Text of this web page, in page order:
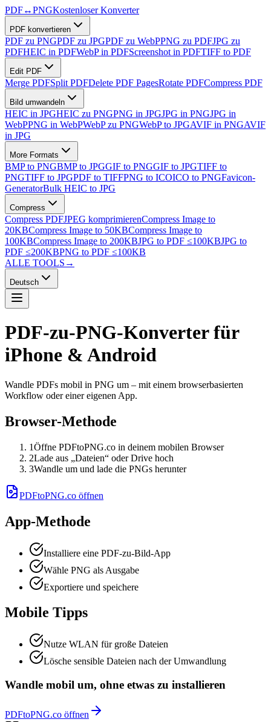
PDF↔PNGKostenloser Konverter
PDF konvertieren
PDF zu PNGPDF zu JPGPDF zu WebPPNG zu PDFJPG zu
PDFHEIC in PDFWebP in PDFScreenshot in PDFTIFF to PDF
Edit PDF
Merge PDFSplit PDFDelete PDF PagesRotate PDFCompress PDF
Bild umwandeln
HEIC in JPGHEIC zu PNGPNG in JPGJPG in PNGJPG in
WebPPNG in WebPWebP zu PNGWebP to JPGAVIF in PNGAVIF
in JPG
More Formats
BMP to PNGBMP to JPGGIF to PNGGIF to JPGTIFF to
PNGTIFF to JPGPDF to TIFFPNG to ICOICO to PNGFavicon-
GeneratorBulk HEIC to JPG
Compress
Compress PDFJPEG komprimierenCompress Image to
20KBCompress Image to 50KBCompress Image to
100KBCompress Image to 200KBJPG to PDF ≤100KBJPG to
PDF ≤200KBPNG to PDF ≤100KB
ALLE TOOLS →
Deutsch
PDF-zu-PNG-Konverter für
iPhone & Android
Wandle PDFs mobil in PNG um – mit einem browserbasierten
Workflow oder einer eigenen App.
Browser-Methode
1Öffne PDFtoPNG.co in deinem mobilen Browser
2Lade aus „Dateien“ oder Drive hoch
3Wandle um und lade die PNGs herunter
PDFtoPNG.co öffnen
App-Methode
Installiere eine PDF-zu-Bild-App
Wähle PNG als Ausgabe
Exportiere und speichere
Mobile Tipps
Nutze WLAN für große Dateien
Lösche sensible Dateien nach der Umwandlung
Wandle mobil um, ohne etwas zu installieren
PDFtoPNG.co öffnen